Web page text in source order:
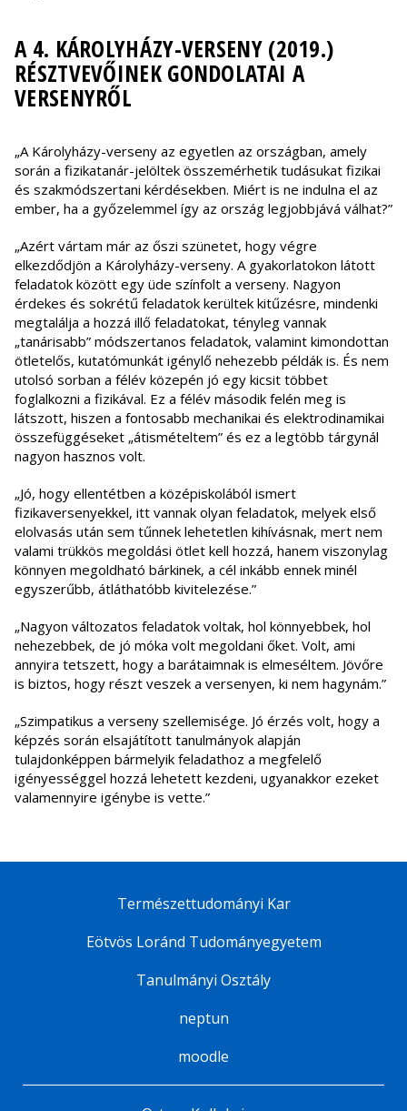
A 4. KÁROLYHÁZY-VERSENY (2019.)
RÉSZTVEVŐINEK GONDOLATAI A
VERSENYRŐL
„A Károlyházy-verseny az egyetlen az országban, amely
során a fizikatanár-jelöltek összemérhetik tudásukat fizikai
és szakmódszertani kérdésekben. Miért is ne indulna el az
ember, ha a győzelemmel így az ország legjobbjává válhat?”
„Azért vártam már az őszi szünetet, hogy végre
elkezdődjön a Károlyházy-verseny. A gyakorlatokon látott
feladatok között egy üde színfolt a verseny. Nagyon
érdekes és sokrétű feladatok kerültek kitűzésre, mindenki
megtalálja a hozzá illő feladatokat, tényleg vannak
„tanárisabb” módszertanos feladatok, valamint kimondottan
ötletelős, kutatómunkát igénylő nehezebb példák is. És nem
utolsó sorban a félév közepén jó egy kicsit többet
foglalkozni a fizikával. Ez a félév második felén meg is
látszott, hiszen a fontosabb mechanikai és elektrodinamikai
összefüggéseket „átismételtem” és ez a legtöbb tárgynál
nagyon hasznos volt.
„Jó, hogy ellentétben a középiskolából ismert
fizikaversenyekkel, itt vannak olyan feladatok, melyek első
elolvasás után sem tűnnek lehetetlen kihívásnak, mert nem
valami trükkös megoldási ötlet kell hozzá, hanem viszonylag
könnyen megoldható bárkinek, a cél inkább ennek minél
egyszerűbb, átláthatóbb kivitelezése.”
„Nagyon változatos feladatok voltak, hol könnyebbek, hol
nehezebbek, de jó móka volt megoldani őket. Volt, ami
annyira tetszett, hogy a barátaimnak is elmeséltem. Jövőre
is biztos, hogy részt veszek a versenyen, ki nem hagynám.”
„Szimpatikus a verseny szellemisége. Jó érzés volt, hogy a
képzés során elsajátított tanulmányok alapján
tulajdonképpen bármelyik feladathoz a megfelelő
igényességgel hozzá lehetett kezdeni, ugyanakkor ezeket
valamennyire igénybe is vette.”
Természettudományi Kar
Eötvös Loránd Tudományegyetem
Tanulmányi Osztály
neptun
moodle